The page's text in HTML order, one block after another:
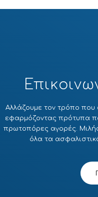
Αλλάζουμε τον τρόπο που
εφαρμόζοντας πρότυπα
πρωτοπόρες αγορές.
όλα τα